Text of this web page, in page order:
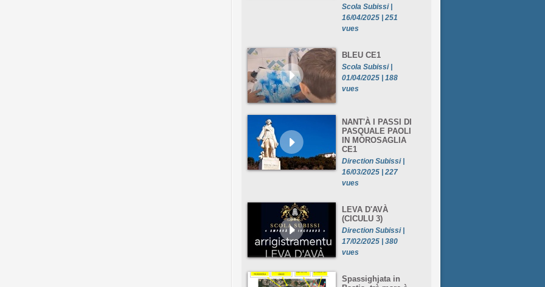
Scola Subissi |
16/04/2025 | 251
vues
BLEU CE1
Scola Subissi |
01/04/2025 | 188
vues
NANT'À I PASSI DI
PASQUALE PAOLI
IN MOROSAGLIA
CE1
Direction Subissi |
16/03/2025 | 227
vues
LEVA D'AVÀ
(CICULU 3)
Direction Subissi |
17/02/2025 | 380
vues
Spassighjata in